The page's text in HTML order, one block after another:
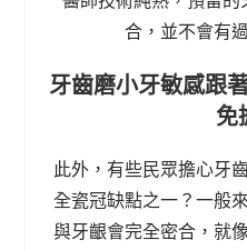
合，並不會有
牙齒磨小牙敏感跟
免
此外，有些民眾擔心牙
全瓷冠缺點之一？一般
與牙齦會完全密合，就